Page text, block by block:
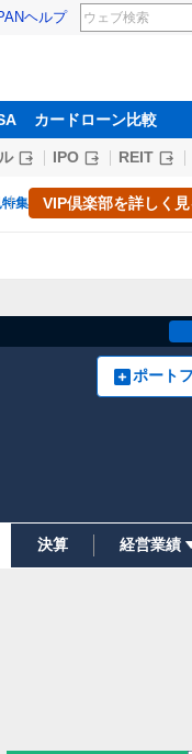
ヘルプ
カードローン比較
IPO REIT
集 VIP倶楽部を詳しく見
ポート
決算 経営業績